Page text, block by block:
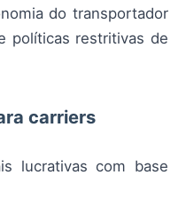
do transportador
políticas restritivas de
carriers
lucrativas com base